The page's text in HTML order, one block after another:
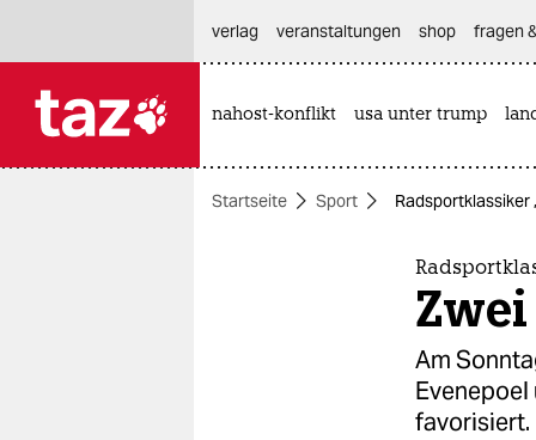
themen
verlag
veranstaltungen shop fragen
nahost-konflikt usa unter trump
Startseite Sport Radsportklassiker
Zwei
Am
favorisiert.